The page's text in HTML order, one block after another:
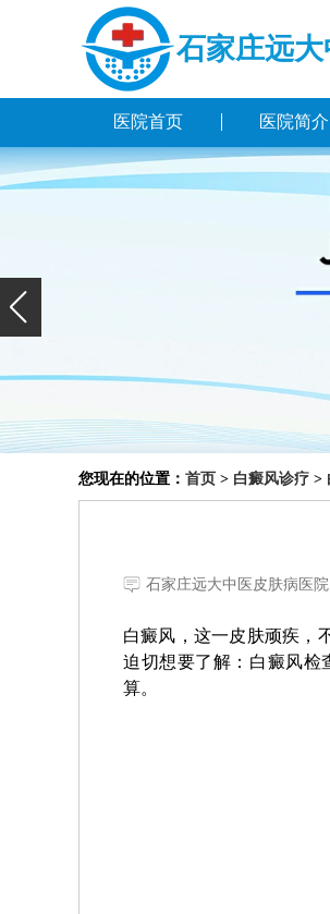
石家庄远
医院首页 医院简介
您现在的位置： 首页 > 白癜风诊疗 >
石家庄远大中医皮肤病医院
白癜风，这一皮肤顽疾，
迫切想要了解：白癜风检
算。